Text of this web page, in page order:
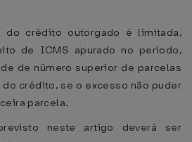
do crédito outorgado é limitada,
de ICMS apurado no período,
de número superior de parcelas
crédito, se o excesso não puder
parcela.
neste artigo deverá ser